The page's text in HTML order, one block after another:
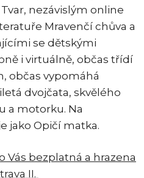
nezávislým online
Mravenčí chůva a
se dětskými
i virtuálně, občas třídí
občas vypomáhá
dvojčata, skvělého
a motorku. Na
jako Opičí matka.
Vás bezplatná a hrazena
II.